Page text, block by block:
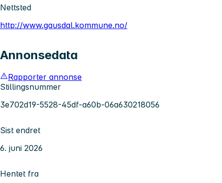
Nettsted
http://www.gausdal.kommune.no/
Annonsedata
Rapporter annonse
Stillingsnummer
3e702d19-5528-45df-a60b-06a630218056
Sist endret
6. juni 2026
Hentet fra